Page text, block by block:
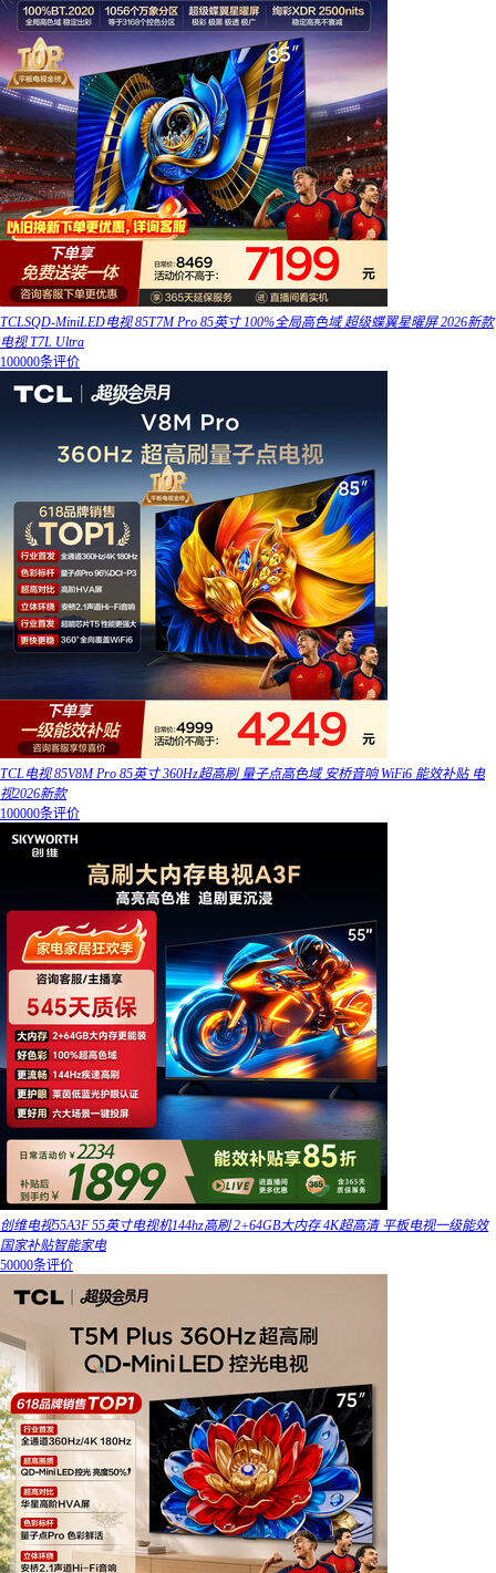
TCLSQD-MiniLED电视 85T7M Pro 85英寸 100%全局高色域 超级蝶翼星曜屏 2026新款
电视 T7L Ultra
100000条评价
TCL电视 85V8M Pro 85英寸 360Hz超高刷 量子点高色域 安桥音响 WiFi6 能效补贴 电
视2026新款
100000条评价
创维电视55A3F 55英寸电视机144hz高刷 2+64GB大内存 4K超高清 平板电视一级能效
国家补贴智能家电
50000条评价